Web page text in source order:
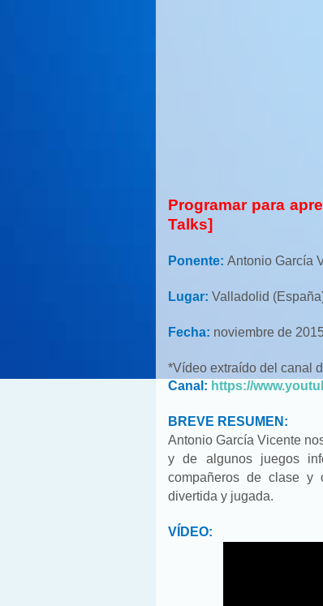
Programar para
Talks]
Ponente: Antonio García
Lugar: Valladolid
Fecha: noviembre de
*Vídeo extraído del canal
Canal: https://
BREVE RESUMEN:
Antonio García Vicente
y de algunos juegos
compañeros de clase y
divertida y jugada.
VÍDEO: